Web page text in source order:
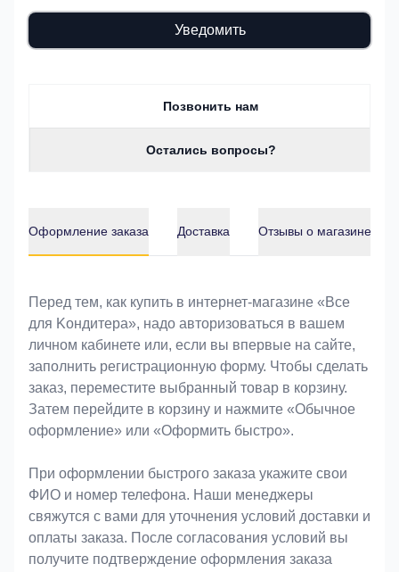
Уведомить
Позвонить нам
Остались вопросы?
Оформление заказа Доставка Отзывы о магазине
Оформление заказа
Перед тем, как купить в интернет-магазине «Bce
для Koндитeрa», надо авторизоваться в вашем
личном кабинете или, если вы впервые на сайте,
заполнить регистрационную форму. Чтобы сделать
заказ, переместите выбранный товар в корзину.
Затем перейдите в корзину и нажмите «Обычное
оформление» или «Оформить быстро».
При оформлении быстрого заказа укажите свои
ФИО и номер телефона. Наши менеджеры
свяжутся с вами для уточнения условий доставки и
оплаты заказа. После согласования условий вы
получите подтверждение оформления заказа